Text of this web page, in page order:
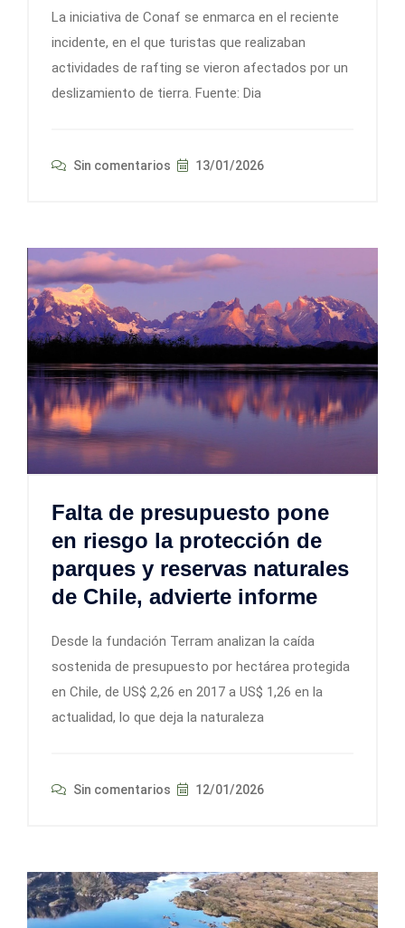
La iniciativa de Conaf se enmarca en el reciente
incidente, en el que turistas que realizaban
actividades de rafting se vieron afectados por un
deslizamiento de tierra. Fuente: Dia
Sin comentarios 13/01/2026
Falta de presupuesto pone
en riesgo la protección de
parques y reservas naturales
de Chile, advierte informe
Desde la fundación Terram analizan la caída
sostenida de presupuesto por hectárea protegida
en Chile, de US$ 2,26 en 2017 a US$ 1,26 en la
actualidad, lo que deja la naturaleza
Sin comentarios 12/01/2026